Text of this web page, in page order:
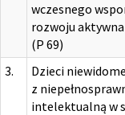
wczesnego
rozwoju aktywna
(P 69)
3.
Dzieci
z
intelektualną w